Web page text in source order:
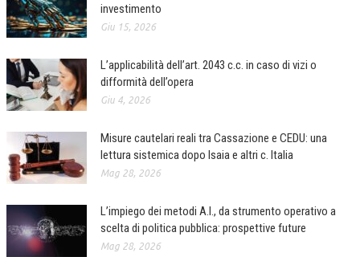
investimento
Giu 15, 2026
L’applicabilità dell’art. 2043 c.c. in caso di vizi o
difformità dell’opera
Giu 4, 2026
Misure cautelari reali tra Cassazione e CEDU: una
lettura sistemica dopo Isaia e altri c. Italia
Mag 28, 2026
L’impiego dei metodi A.I., da strumento operativo a
scelta di politica pubblica: prospettive future
Mag 28, 2026